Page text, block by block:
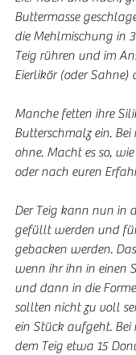
Buttermasse
die Mehlmischung in
Teig rühren und im
Eierlikör (oder Sahne)
Manche fetten ihre
Butterschmalz ein.
ohne. Macht es so,
oder nach euren
Der Teig kann nun in
gefüllt werden und
gebacken werden.
wenn ihr ihn in einen
und dann in die
sollten nicht zu voll
ein Stück aufgeht. Bei
dem Teig etwa 15